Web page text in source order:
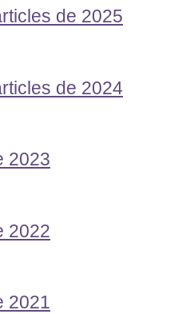
de 2025
de 2024
2023
2022
2021